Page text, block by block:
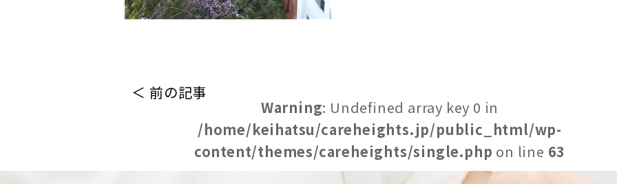
＜ 前の記事
Warning: Undefined array key 0 in
/home/keihatsu/careheights.jp/public_html/wp-
content/themes/careheights/single.php on line 63